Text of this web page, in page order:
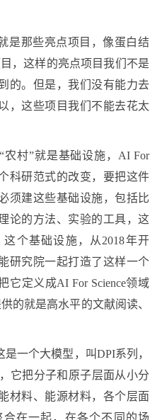
是那些亮点项目，像蛋白结
，这样的亮点项目我们不是
的。但是，我们没有能力去
，这些项目我们不能去花太
农村”就是基础设施，AI For
科研范式的改变，要把这件
须建这些基础设施，包括比
论的方法、实验的工具，这
个基础设施，从2018年开
研究院一起打造了这样一个
它定义成AI For Science领域
的就是高水平的文献阅读、
一个大模型，叫DPI系列，
它把分子和原子层面从小分
材料、能源材料，各个层面